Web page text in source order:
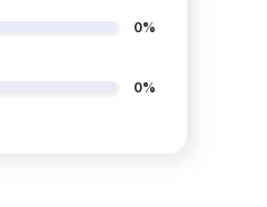
0%
0%